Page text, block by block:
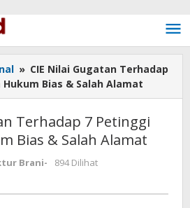
» CIE Nilai Gugatan Terhadap
Bias & Salah Alamat
Terhadap 7 Petinggi
Bias & Salah Alamat
Brani-
894 Dilihat